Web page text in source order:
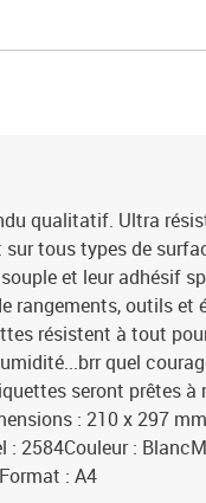
qualitatif. Ultra
tous types de
et leur adhésif
rangements, outils et
résistent à tout
quel
seront prêtes à
: 210 x 297
: 2584Couleur :
: A4